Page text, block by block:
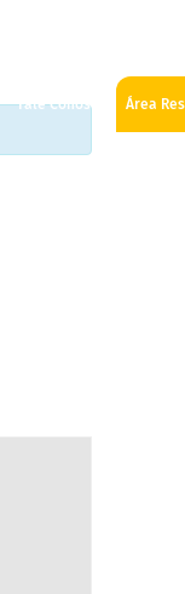
Fale Conosco Área